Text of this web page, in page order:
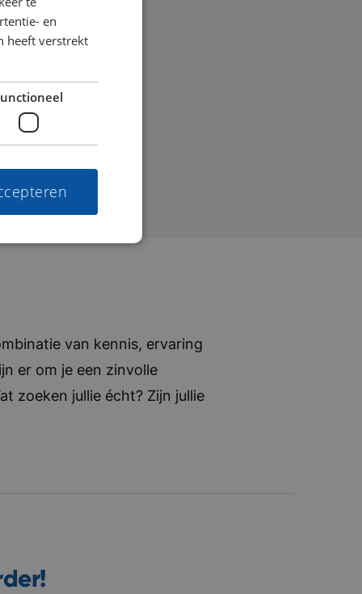
van kennis, ervaring
er om je een zinvolle
zoeken jullie écht? Zijn jullie
en
heeft verstrekt